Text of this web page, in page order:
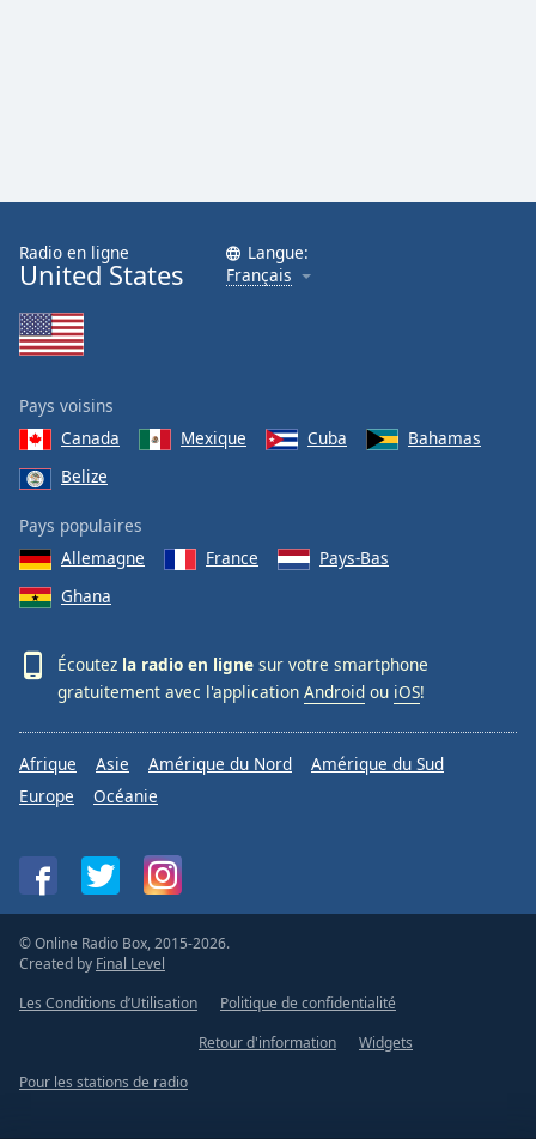
Radio en ligne
United States
Langue:
Français
Pays voisins
Canada
Mexique Cuba
Bahamas
Belize
Pays populaires
Allemagne
France
Pays-Bas
Ghana
Écoutez la radio en ligne sur votre smartphone
gratuitement avec l'application Android ou iOS!
Afrique Asie Amérique du Nord
Amérique du Sud
Europe
Océanie
© Online Radio Box, 2015-2026.
Created by Final Level
Les Conditions d’Utilisation
Politique de confidentialité
Retour d'information
Widgets
Pour les stations de radio